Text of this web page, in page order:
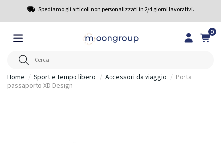
Spediamo gli articoli non personalizzati in 2/4 giorni lavorativi.
0
Home Sport e tempo libero Accessori da viaggio
Porta
passaporto XD Design